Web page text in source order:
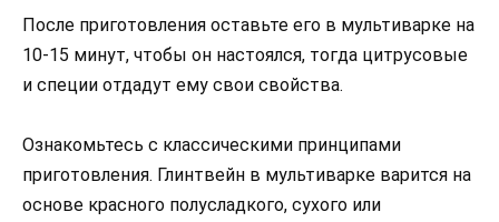
После приготовления оставьте его в мультиварке на
10-15 минут, чтобы он настоялся, тогда цитрусовые
и специи отдадут ему свои свойства.
Ознакомьтесь с классическими принципами
приготовления. Глинтвейн в мультиварке варится на
основе красного полусладкого, сухого или